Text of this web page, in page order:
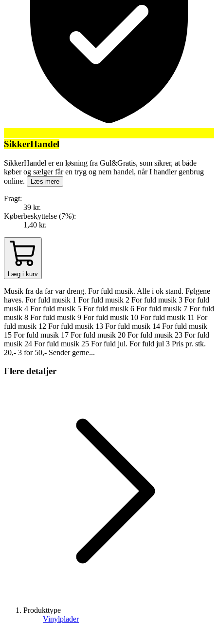
SikkerHandel
SikkerHandel er en løsning fra Gul&Gratis, som sikrer, at både
køber og sælger får en tryg og nem handel, når I handler genbrug
online.
Læs mere
Fragt:
39 kr.
Køberbeskyttelse (7%):
1,40 kr.
Læg i kurv
Musik fra da far var dreng. For fuld musik. Alle i ok stand. Følgene
haves. For fuld musik 1 For fuld musik 2 For fuld musik 3 For fuld
musik 4 For fuld musik 5 For fuld musik 6 For fuld musik 7 For fuld
musik 8 For fuld musik 9 For fuld musik 10 For fuld musik 11 For
fuld musik 12 For fuld musik 13 For fuld musik 14 For fuld musik
15 For fuld musik 17 For fuld musik 20 For fuld musik 23 For fuld
musik 24 For fuld musik 25 For fuld jul. For fuld jul 3 Pris pr. stk.
20,- 3 for 50,- Sender gerne...
Flere detaljer
Produkttype
Vinylplader